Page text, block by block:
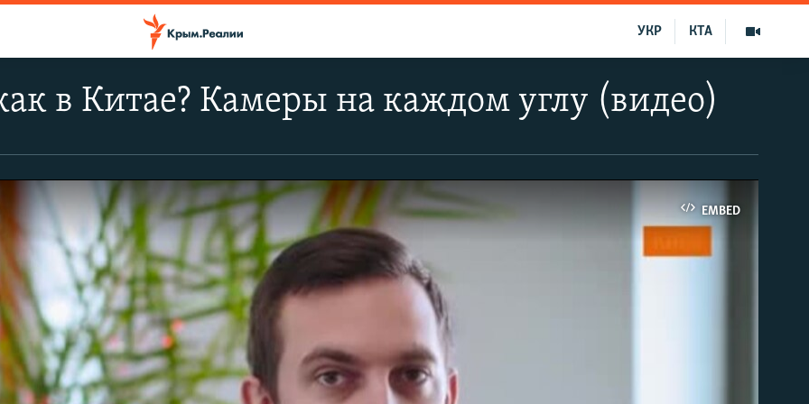
КТА
УКР
в Китае? Камеры на каждом углу (видео)
EMBED